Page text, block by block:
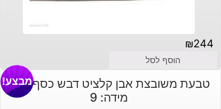
₪244
הוסף לסל
טבעת משובצת אבן קלציט דבש כסף 925
מידה: 9
מבצע!